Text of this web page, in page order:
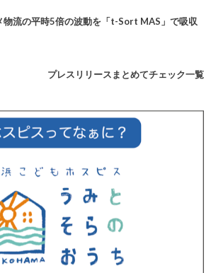
物流の平時5倍の波動を「t-Sort MAS」で吸収
プレスリリースまとめてチェック一覧